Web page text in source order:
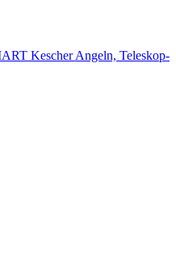
Kescher Angeln, Teleskop-